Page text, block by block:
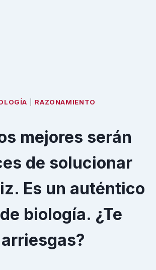
RAZONAMIENTO
mejores serán
de solucionar
Es un auténtico
biología. ¿Te
arriesgas?